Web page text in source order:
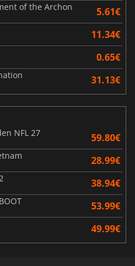
of the Archon 5.61€
11.34€
0.65€
31.13€
NFL 27
59.80€
28.99€
38.94€
53.99€
49.99€